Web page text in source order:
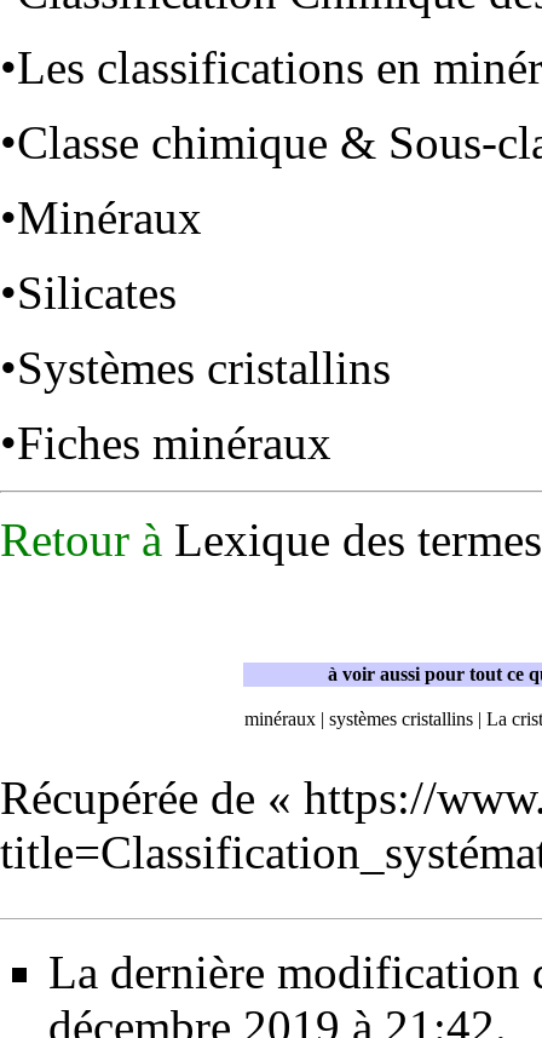
•Les classifications en
•Classe chimique & Sous-
•Minéraux
•Silicates
•Systèmes cristallins
•Fiches minéraux
Retour à Lexique des
à voir aussi pour tout ce
minéraux| systèmes cristallins| La
Récupérée de « https://
La dernière modification
décembre 2019 à 21:42.